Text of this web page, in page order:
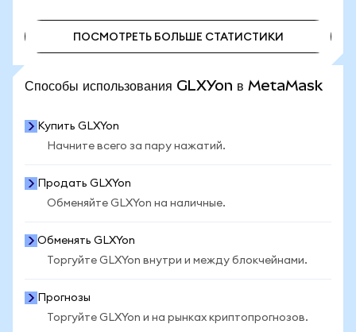
ПОСМОТРЕТЬ БОЛЬШЕ СТАТИСТИКИ
Способы использования GLXYon в MetaMask
Купить GLXYon
Начните всего за пару нажатий.
Продать GLXYon
Обменяйте GLXYon на наличные.
Обменять GLXYon
Торгуйте GLXYon внутри и между блокчейнами.
Прогнозы
Торгуйте GLXYon и на рынках криптопрогнозов.